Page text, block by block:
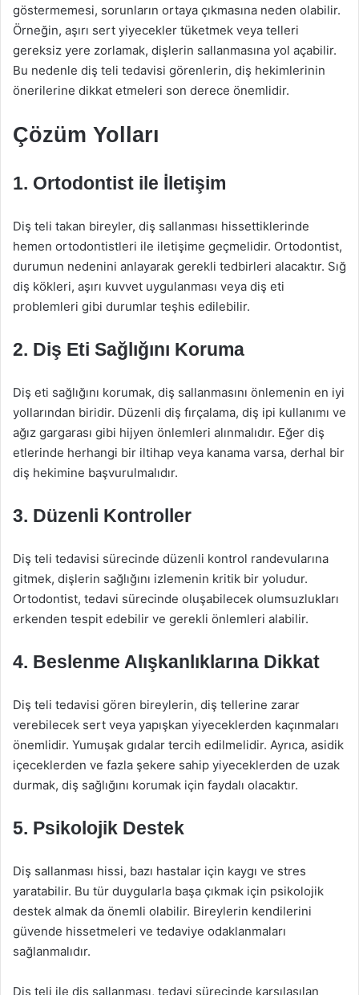
göstermemesi, sorunların ortaya çıkmasına neden olabilir.
Örneğin, aşırı sert yiyecekler tüketmek veya telleri
gereksiz yere zorlamak, dişlerin sallanmasına yol açabilir.
Bu nedenle diş teli tedavisi görenlerin, diş hekimlerinin
önerilerine dikkat etmeleri son derece önemlidir.
Çözüm Yolları
1. Ortodontist ile İletişim
Diş teli takan bireyler, diş sallanması hissettiklerinde
hemen ortodontistleri ile iletişime geçmelidir. Ortodontist,
durumun nedenini anlayarak gerekli tedbirleri alacaktır. Sığ
diş kökleri, aşırı kuvvet uygulanması veya diş eti
problemleri gibi durumlar teşhis edilebilir.
2. Diş Eti Sağlığını Koruma
Diş eti sağlığını korumak, diş sallanmasını önlemenin en iyi
yollarından biridir. Düzenli diş fırçalama, diş ipi kullanımı ve
ağız gargarası gibi hijyen önlemleri alınmalıdır. Eğer diş
etlerinde herhangi bir iltihap veya kanama varsa, derhal bir
diş hekimine başvurulmalıdır.
3. Düzenli Kontroller
Diş teli tedavisi sürecinde düzenli kontrol randevularına
gitmek, dişlerin sağlığını izlemenin kritik bir yoludur.
Ortodontist, tedavi sürecinde oluşabilecek olumsuzlukları
erkenden tespit edebilir ve gerekli önlemleri alabilir.
4. Beslenme Alışkanlıklarına Dikkat
Diş teli tedavisi gören bireylerin, diş tellerine zarar
verebilecek sert veya yapışkan yiyeceklerden kaçınmaları
önemlidir. Yumuşak gıdalar tercih edilmelidir. Ayrıca, asidik
içeceklerden ve fazla şekere sahip yiyeceklerden de uzak
durmak, diş sağlığını korumak için faydalı olacaktır.
5. Psikolojik Destek
Diş sallanması hissi, bazı hastalar için kaygı ve stres
yaratabilir. Bu tür duygularla başa çıkmak için psikolojik
destek almak da önemli olabilir. Bireylerin kendilerini
güvende hissetmeleri ve tedaviye odaklanmaları
sağlanmalıdır.
Diş teli ile diş sallanması, tedavi sürecinde karşılaşılan